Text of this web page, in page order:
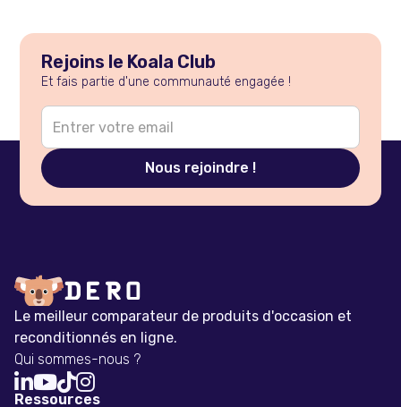
Rejoins le Koala Club
Et fais partie d'une communauté engagée !
Le meilleur comparateur de produits d'occasion et
reconditionnés en ligne.
Qui sommes-nous ?

Ressources